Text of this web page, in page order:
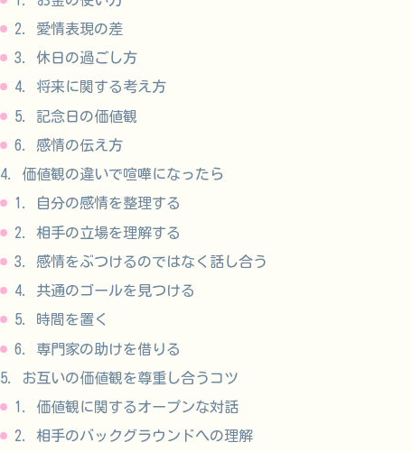
2. 愛情表現の差
3. 休日の過ごし方
4. 将来に関する考え方
5. 記念日の価値観
6. 感情の伝え方
4. 価値観の違いで喧嘩になったら
1. 自分の感情を整理する
2. 相手の立場を理解する
3. 感情をぶつけるのではなく話し合う
4. 共通のゴールを見つける
5. 時間を置く
6. 専門家の助けを借りる
5. お互いの価値観を尊重し合うコツ
1. 価値観に関するオープンな対話
2. 相手のバックグラウンドへの理解